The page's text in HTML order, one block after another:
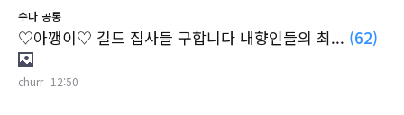
수다 공통
♡아깽이♡ 길드 집사들 구합니다 내향인들의 최... (62)
churr 12:50